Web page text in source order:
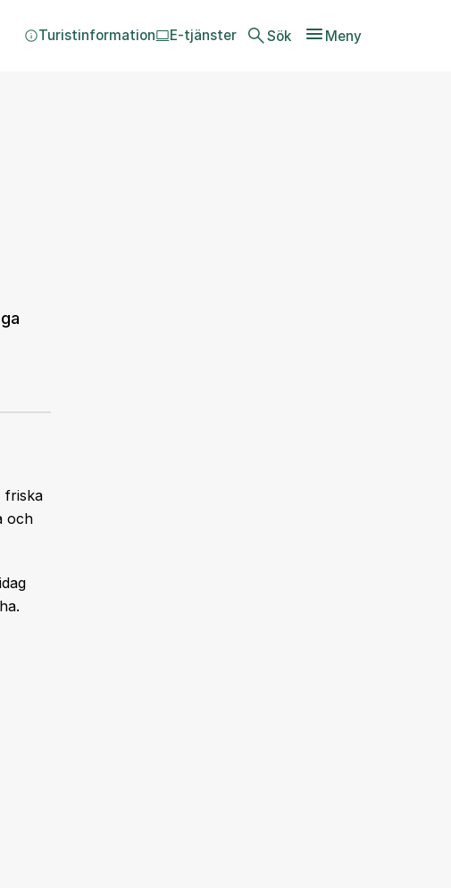
Sök Meny
Turistinformation E-tjänster
friska
och